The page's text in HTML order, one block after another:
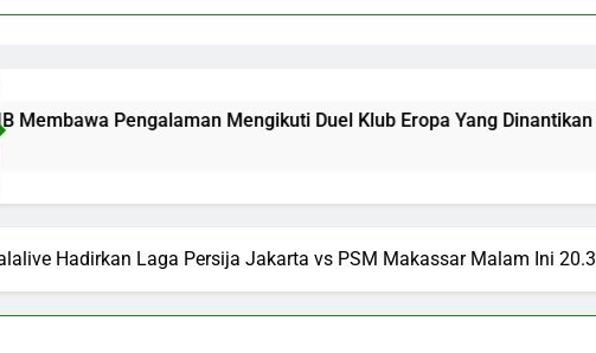
Mengikuti Duel Klub Eropa Yang Dinantikan Nikmati
Hadirkan Laga Persija Jakarta vs PSM Makassar Malam Ini